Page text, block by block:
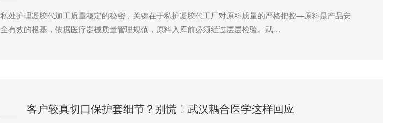
私处护理凝胶代加工质量稳定的秘密，关键在于私护凝胶代工厂对原料质量的严格把控—原料是产品安
全有效的根基，依据医疗器械质量管理规范，原料入库前必须经过层层检验。武…
客户较真切口保护套细节？别慌！武汉耦合医学这样回应